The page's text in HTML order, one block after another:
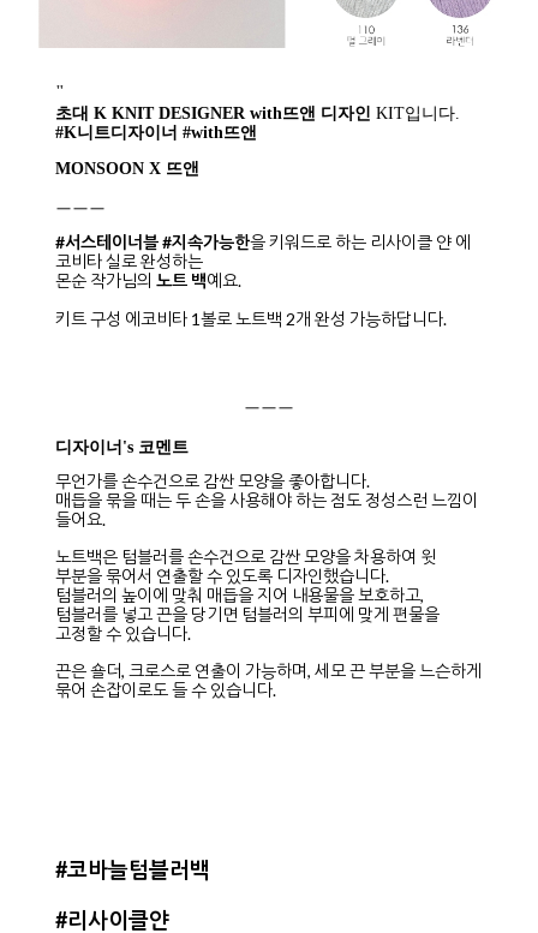
"
초대 K KNIT DESIGNER with뜨앤 디자인 KIT입니다.
#K니트디자이너 #with뜨앤
MONSOON X 뜨앤
ㅡㅡㅡ
#서스테이너블 #지속가능한을 키워드로 하는 리사이클 얀 에
코비타 실로 완성하는
몬순 작가님의 노트 백예요.
키트 구성 에코비타 1볼로 노트백 2개 완성 가능하답니다.
ㅡㅡㅡ
디자이너's 코멘트
무언가를 손수건으로 감싼 모양을 좋아합니다.
매듭을 묶을 때는 두 손을 사용해야 하는 점도 정성스런 느낌이
들어요.
노트백은 텀블러를 손수건으로 감싼 모양을 차용하여 윗
부분을 묶어서 연출할 수 있도록 디자인했습니다.
텀블러의 높이에 맞춰 매듭을 지어 내용물을 보호하고,
텀블러를 넣고 끈을 당기면 텀블러의 부피에 맞게 편물을
고정할 수 있습니다.
끈은 숄더, 크로스로 연출이 가능하며, 세모 끈 부분을 느슨하게
묶어 손잡이로도 들 수 있습니다.
#코바늘텀블러백
#리사이클얀